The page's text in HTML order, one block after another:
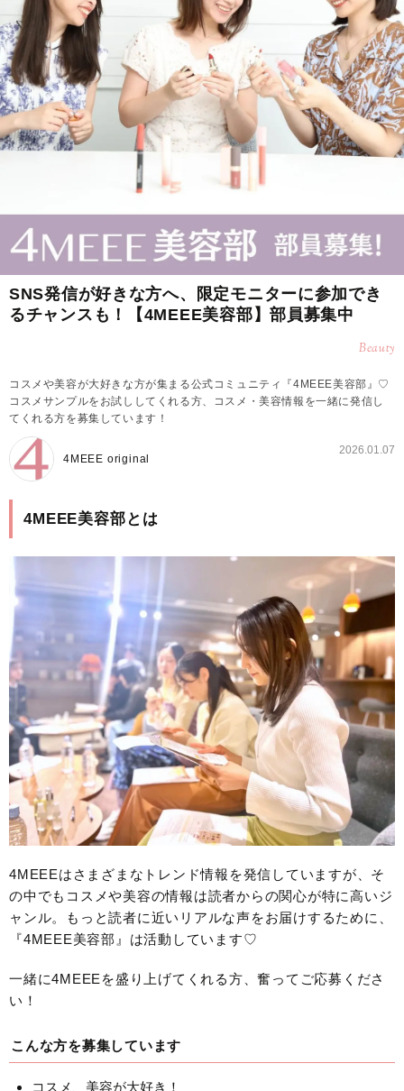
SNS発信が好きな方へ、限定モニターに参加でき
るチャンスも！【4MEEE美容部】部員募集中
Beauty
コスメや美容が大好きな方が集まる公式コミュニティ『4MEEE美容部』♡
コスメサンプルをお試ししてくれる方、コスメ・美容情報を一緒に発信し
てくれる方を募集しています！
4MEEE original
2026.01.07
4MEEE美容部とは
4MEEEはさまざまなトレンド情報を発信していますが、そ
の中でもコスメや美容の情報は読者からの関心が特に高いジ
ャンル。もっと読者に近いリアルな声をお届けするために、
『4MEEE美容部』は活動しています♡
一緒に4MEEEを盛り上げてくれる方、奮ってご応募くださ
い！
こんな方を募集しています
コスメ、美容が大好き！